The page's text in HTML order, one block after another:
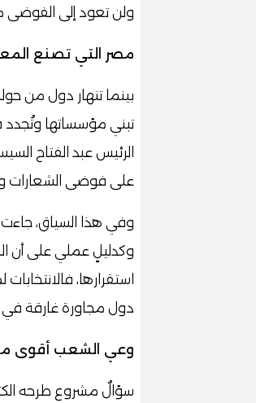
ولن تعود إلى الفوضى
مصر التي تصنع
بينما تنهار دول من
تبني مؤسساتها وتُجدد
الرئيس عبد الفتاح
على فوضى الشعارات ولا
وكدليلٍ عملي على أن
استقرارها،
دول مجاورة غارقة في
وعي الشعب أقوى من
سؤالٌ مشروع طرحه